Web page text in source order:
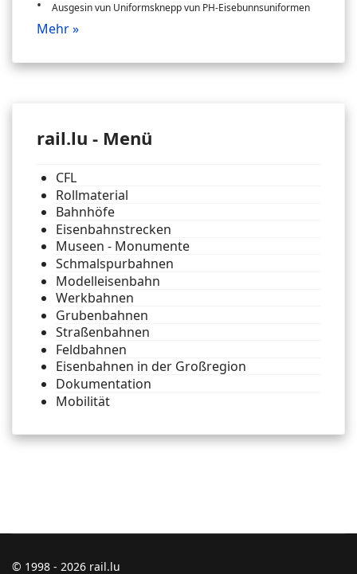
Ausgesin vun Uniformsknepp vun PH-Eisebunnsuniformen
Mehr »
rail.lu - Menü
CFL
Rollmaterial
Bahnhöfe
Eisenbahnstrecken
Museen - Monumente
Schmalspurbahnen
Modelleisenbahn
Werkbahnen
Grubenbahnen
Straßenbahnen
Feldbahnen
Eisenbahnen in der Großregion
Dokumentation
Mobilität
© 1998 - 2026 rail.lu